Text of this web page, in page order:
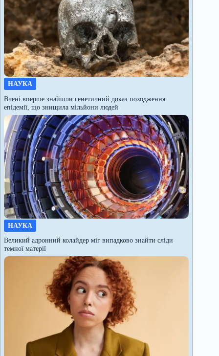
НАУКА
Вчені вперше знайшли генетичний доказ походження
епідемії, що знищила мільйони людей
НАУКА
Великий адронний колайдер міг випадково знайти сліди
темної матерії